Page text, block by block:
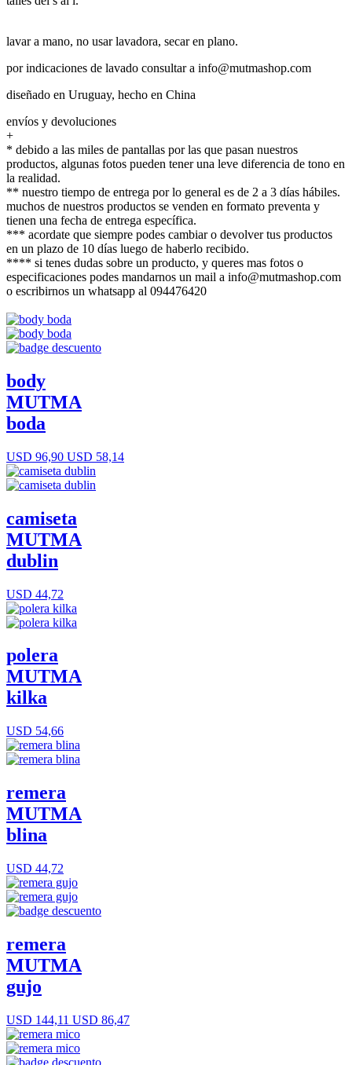
lavar a mano, no usar lavadora, secar en plano.
por indicaciones de lavado consultar a info@mutmashop.com
diseñado en Uruguay, hecho en China
envíos y devoluciones
+
* debido a las miles de pantallas por las que pasan nuestros
productos, algunas fotos pueden tener una leve diferencia de tono en
la realidad.
** nuestro tiempo de entrega por lo general es de 2 a 3 días hábiles.
muchos de nuestros productos se venden en formato preventa y
tienen una fecha de entrega específica.
*** acordate que siempre podes cambiar o devolver tus productos
en un plazo de 10 días luego de haberlo recibido.
**** si tenes dudas sobre un producto, y queres mas fotos o
especificaciones podes mandarnos un mail a info@mutmashop.com
o escribirnos un whatsapp al 094476420
body
MUTMA
boda
USD 96,90 USD 58,14
camiseta
MUTMA
dublin
USD 44,72
polera
MUTMA
kilka
USD 54,66
remera
MUTMA
blina
USD 44,72
remera
MUTMA
gujo
USD 144,11 USD 86,47